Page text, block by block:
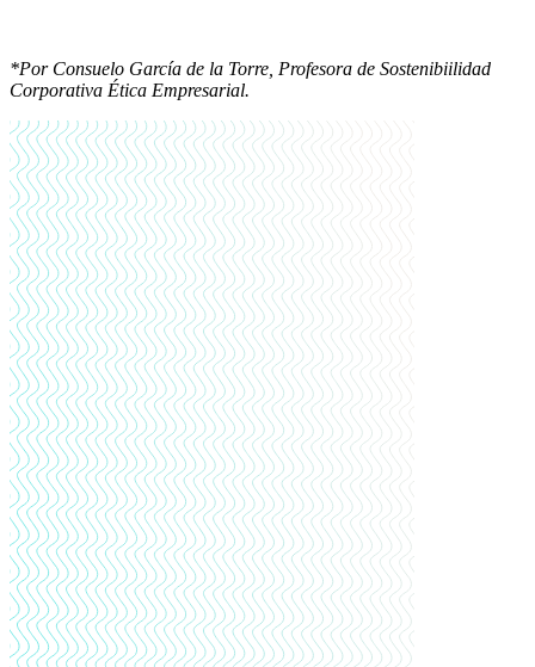
*Por Consuelo García de la Torre, Profesora de Sostenibiilidad
Corporativa Ética Empresarial.